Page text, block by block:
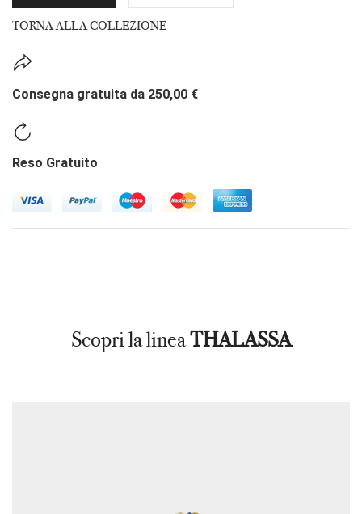
TORNA ALLA COLLEZIONE
Consegna gratuita da 250,00 €
Reso Gratuito
Scopri la lineaTHALASSA